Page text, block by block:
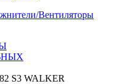
Вентиляторы
S3 WALKER